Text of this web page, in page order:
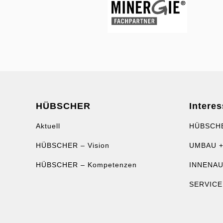
HÜBSCHER
Aktuell
HÜBSCHER – Vision
HÜBSCHER – Kompetenzen
UMBAU
SERVICE